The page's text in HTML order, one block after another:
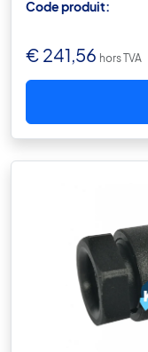
Code produit:
€ 241,56 hors TVA